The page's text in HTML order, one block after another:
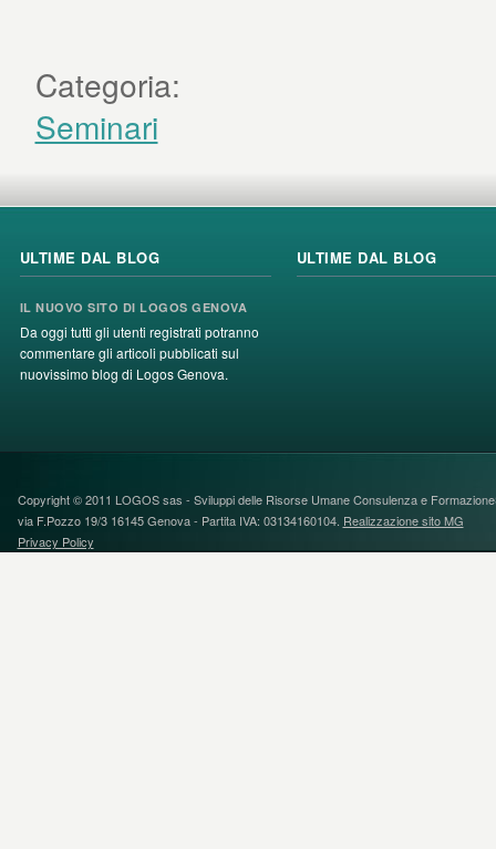
Categoria:
Seminari
ULTIME DAL BLOG
IL NUOVO SITO DI LOGOS GENOVA
Da oggi tutti gli utenti registrati potranno
commentare gli articoli pubblicati sul
nuovissimo blog di Logos Genova.
ULTIME DAL BLOG
Copyright © 2011 LOGOS sas - Sviluppi delle Risorse Umane Consulenza e
via F.Pozzo 19/3 16145 Genova - Partita IVA: 03134160104. Realizzazione sito MG
Privacy Policy